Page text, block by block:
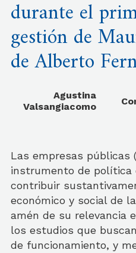
durante el
gestión de
de Alberto
Agustina
Valsangiacomo
Las empresas públicas
instrumento de política
contribuir
económico y social de
amén de su relevancia
los estudios que
de funcionamiento, y